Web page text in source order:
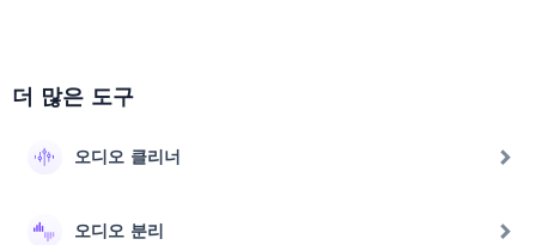
더 많은 도구
오디오 클리너
오디오 분리